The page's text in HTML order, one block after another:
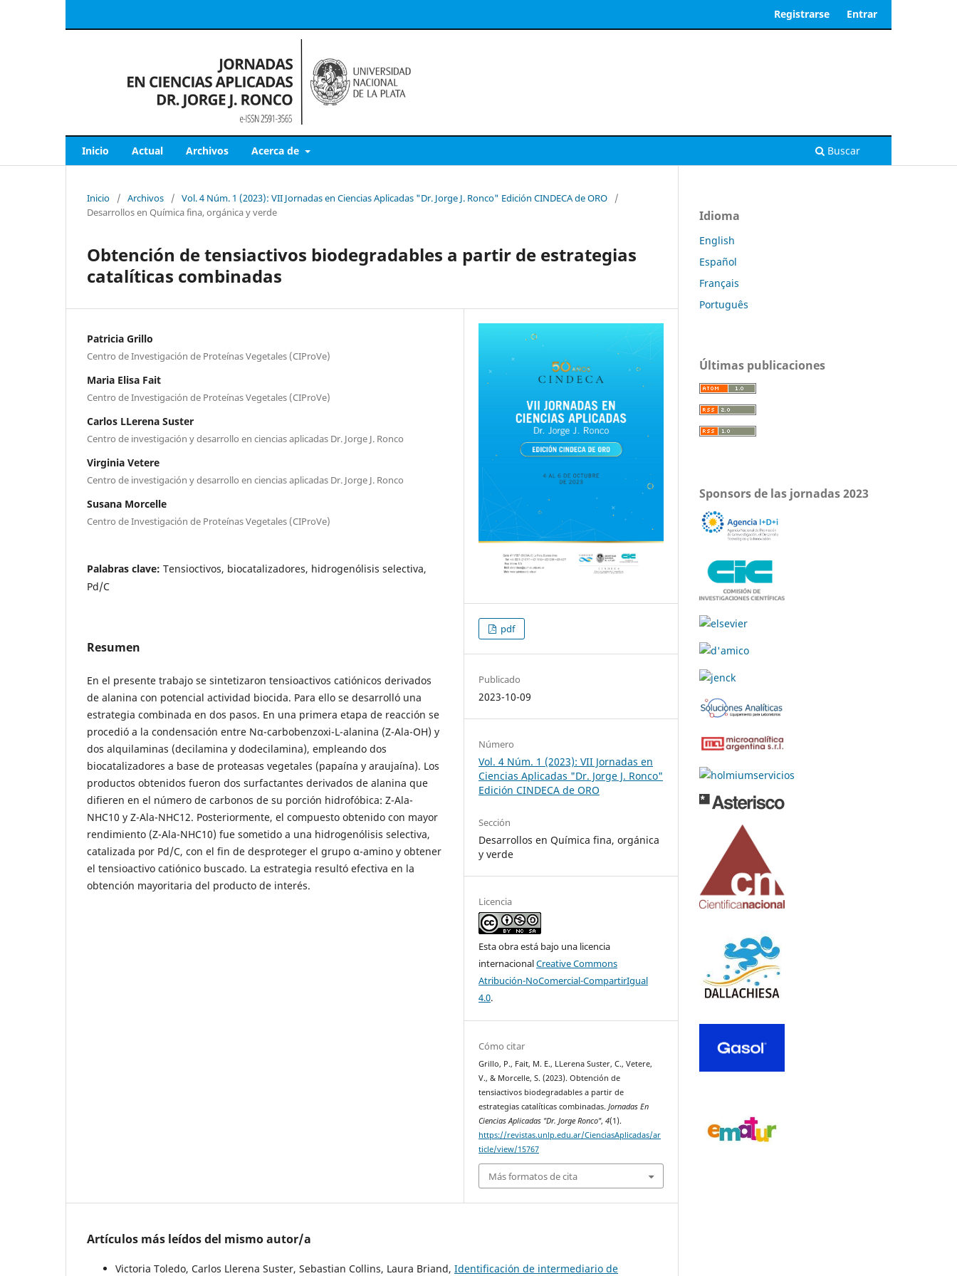
Inicio Actual Archivos Acerca de Buscar
Registrarse Entrar
Inicio / Archivos / Vol. 4 Núm. 1 (2023): VII Jornadas en Ciencias Aplicadas "Dr. Jorge J. Ronco" Edición CINDECA de ORO
/
Desarrollos en Química fina, orgánica y verde
Obtención de tensiactivos biodegradables a partir de estrategias
catalíticas combinadas
Patricia Grillo
Centro de Investigación de Proteínas Vegetales (CIProVe)
Maria Elisa Fait
Centro de Investigación de Proteínas Vegetales (CIProVe)
Carlos LLerena Suster
Centro de investigación y desarrollo en ciencias aplicadas Dr. Jorge J. Ronco
Virginia Vetere
Centro de investigación y desarrollo en ciencias aplicadas Dr. Jorge J. Ronco
Susana Morcelle
Centro de Investigación de Proteínas Vegetales (CIProVe)
Palabras clave: Tensioctivos, biocatalizadores, hidrogenólisis selectiva,
Pd/C
Resumen
En el presente trabajo se sintetizaron tensioactivos catiónicos derivados
de alanina con potencial actividad biocida. Para ello se desarrolló una
estrategia combinada en dos pasos. En una primera etapa de reacción se
procedió a la condensación entre Nα-carbobenzoxi-L-alanina (Z-Ala-OH) y
dos alquilaminas (decilamina y dodecilamina), empleando dos
biocatalizadores a base de proteasas vegetales (papaína y araujaína). Los
productos obtenidos fueron dos surfactantes derivados de alanina que
difieren en el número de carbonos de su porción hidrofóbica: Z-Ala-
NHC10 y Z-Ala-NHC12. Posteriormente, el compuesto obtenido con mayor
rendimiento (Z-Ala-NHC10) fue sometido a una hidrogenólisis selectiva,
catalizada por Pd/C, con el fin de desproteger el grupo α-amino y obtener
el tensioactivo catiónico buscado. La estrategia resultó efectiva en la
obtención mayoritaria del producto de interés.
pdf
Publicado
2023-10-09
Número
Vol. 4 Núm. 1 (2023): VII Jornadas en
Ciencias Aplicadas "Dr. Jorge J. Ronco"
Edición CINDECA de ORO
Sección
Desarrollos en Química fina, orgánica
y verde
Licencia
Esta obra está bajo una licencia
internacionalCreative Commons
Atribución-NoComercial-CompartirIgual
4.0.
Cómo citar
Grillo, P., Fait, M. E., LLerena Suster, C., Vetere,
V., & Morcelle, S. (2023). Obtención de
tensiactivos biodegradables a partir de
estrategias catalíticas combinadas.Jornadas En
Ciencias Aplicadas "Dr. Jorge Ronco",4(1).
https://revistas.unlp.edu.ar/CienciasAplicadas/ar
ticle/view/15767
Más formatos de cita
Artículos más leídos del mismo autor/a
Victoria Toledo, Carlos Llerena Suster, Sebastian Collins, Laura Briand, Identificación de intermediario de
Idioma
English
Español
Français
Português
Últimas publicaciones
Sponsors de las jornadas 2023